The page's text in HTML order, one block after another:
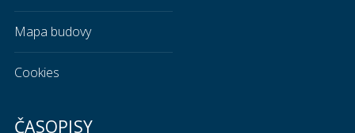
Mapa budovy
Cookies
ČASOPISY